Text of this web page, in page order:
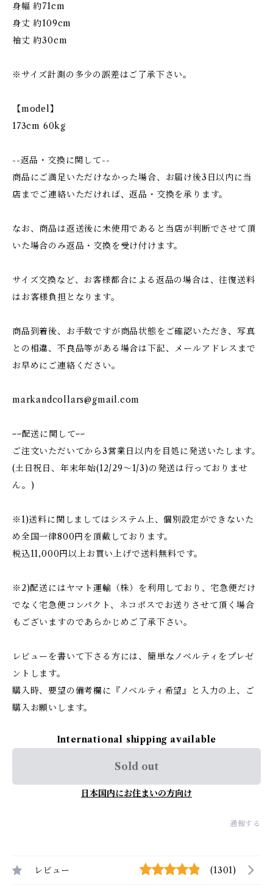
身幅 約71cm
身丈 約109cm
袖丈 約30cm
※サイズ計測の多少の誤差はご了承下さい。
【model】
173cm 60kg
--返品・交換に関して--
商品にご満足いただけなかった場合、お届け後3日以内に当
店までご連絡いただければ、返品・交換を承ります。
なお、商品は返送後に未使用であると当店が判断でさせて頂
いた場合のみ返品・交換を受け付けます。
サイズ交換など、お客様都合による返品の場合は、往復送料
はお客様負担となります。
商品到着後、お手数ですが商品状態をご確認いただき、写真
との相違、不良品等がある場合は下記、メールアドレスまで
お早めにご連絡ください。
markandcollars@gmail.com
ｰｰ配送に関してｰｰ
ご注文いただいてから3営業日以内を目処に発送いたします。
(土日祝日、年末年始(12/29〜1/3)の発送は行っておりませ
ん。)
※1)送料に関しましてはシステム上、個別設定ができないた
め全国一律800円を頂戴しております。
税込11,000円以上お買い上げで送料無料です。
※2)配送にはヤマト運輸（株）を利用しており、宅急便だけ
でなく宅急便コンパクト、ネコポスでお送りさせて頂く場合
もございますのであらかじめご了承下さい。
レビューを書いて下さる方には、簡単なノベルティをプレゼ
ントします。
購入時、要望の備考欄に『ノベルティ希望』と入力の上、ご
購入お願いします。
International shipping available
Sold out
日本国内にお住まいの方向け
通報する
レビュー (1301)